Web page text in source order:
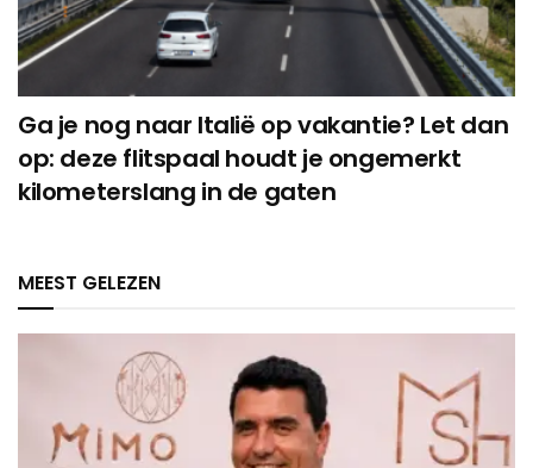
Ga je nog naar Italië op vakantie? Let dan
op: deze flitspaal houdt je ongemerkt
kilometerslang in de gaten
MEEST GELEZEN